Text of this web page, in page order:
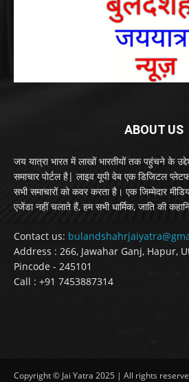
ABOUT US
जय यात्रा भारत में लाखों भारतीयों तक पहुंचने के
समाचार पोर्टल है| लाइव यूपी वेब एक डिजिटल
सभी समाचारों को कवर करता है। एक जिम्मेदार
एजेंडा नहीं चलाते हैं, हम सभी धार्मिक, जाति की
Contact us:
Address : 266, Jawahar Ganj, Hapur,
Pincode - 245101
Call : +91 7453887314
Copyright © Jai Yatra 2025 | All rights